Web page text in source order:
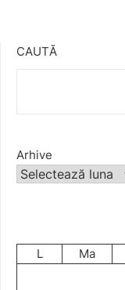
CAUTĂ
Arhive
L Ma